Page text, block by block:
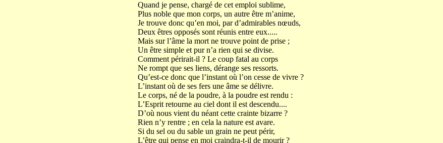
Quand je pense, chargé de cet emploi sublime,
Plus noble que mon corps, un autre être m’anime,
Je trouve donc qu’en moi, par d’admirables nœuds,
Deux êtres opposés sont réunis entre eux.....
Mais sur l’âme la mort ne trouve point de prise ;
Un être simple et pur n’a rien qui se divise.
Comment périrait-il ? Le coup fatal au corps
Ne rompt que ses liens, dérange ses ressorts.
Qu’est-ce donc que l’instant où l’on cesse de vivre ?
L’instant où de ses fers une âme se délivre.
Le corps, né de la poudre, à la poudre est rendu :
L’Esprit retourne au ciel dont il est descendu....
D’où nous vient du néant cette crainte bizarre ?
Rien n’y rentre ; en cela la nature est avare.
Si du sel ou du sable un grain ne peut périr,
L’être qui pense en moi craindra-t-il de mourir ?